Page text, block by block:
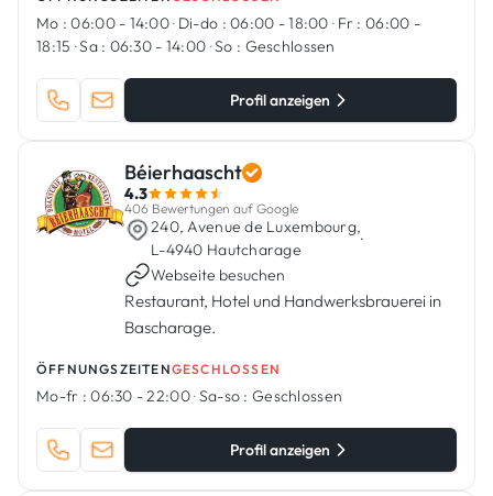
Mo : 06:00 - 14:00· Di-do : 06:00 - 18:00· Fr : 06:00 -
18:15 ·Sa : 06:30 - 14:00 ·So : Geschlossen
Profil anzeigen
Béierhaascht
4.3
406 Bewertungen auf Google
240, Avenue de Luxembourg,
L-4940 Hautcharage
·
Webseite besuchen
Restaurant, Hotel und Handwerksbrauerei in
Bascharage.
ÖFFNUNGSZEITENGESCHLOSSEN
Mo-fr : 06:30 - 22:00·Sa-so : Geschlossen
Profil anzeigen